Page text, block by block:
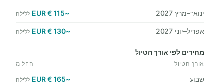
ינואר–מרץ 2027 ~115 € EUR ללילה
אפריל–יוני 2027 ~130 € EUR ללילה
מחירים לפי אורך הטיול
אורך הטיול החל מ
שבוע ~165 € EUR ללילה